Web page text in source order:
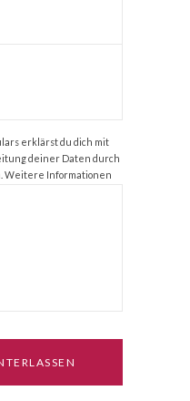
erklärst du dich mit
deiner Daten durch
Weitere Informationen